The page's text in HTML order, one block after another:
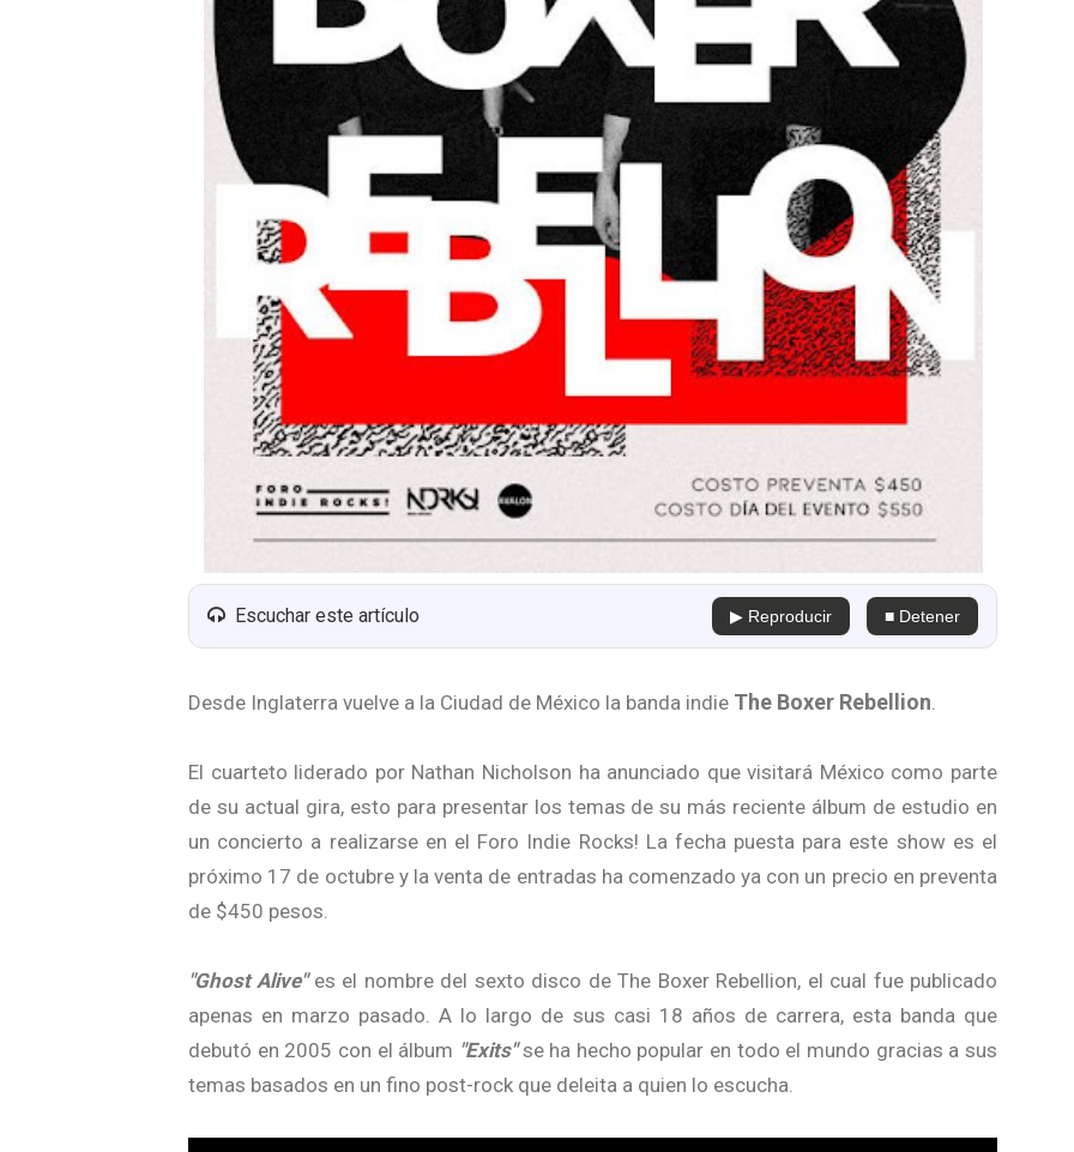
Escuchar este artículo ▶ Reproducir ■ Detener
Desde Inglaterra vuelve a la Ciudad de México la banda indie The Boxer Rebellion.
El cuarteto liderado por Nathan Nicholson ha anunciado que visitará México como parte
de su actual gira, esto para presentar los temas de su más reciente álbum de estudio en
un concierto a realizarse en el Foro Indie Rocks! La fecha puesta para este show es el
próximo 17 de octubre y la venta de entradas ha comenzado ya con un precio en preventa
de $450 pesos.
"Ghost Alive"es el nombre del sexto disco de The Boxer Rebellion, el cual fue publicado
apenas en marzo pasado. A lo largo de sus casi 18 años de carrera, esta banda que
debutó en 2005 con el álbum "Exits"se ha hecho popular en todo el mundo gracias a sus
temas basados en un fino post-rock que deleita a quien lo escucha.